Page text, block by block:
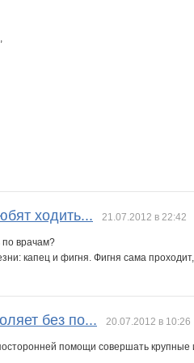
ходить... 21.07.2012 в 22:42
по врачам?
капец и фигня. Фигня сама
без по... 20.07.2012 в 10:26
помощи совершать крупные